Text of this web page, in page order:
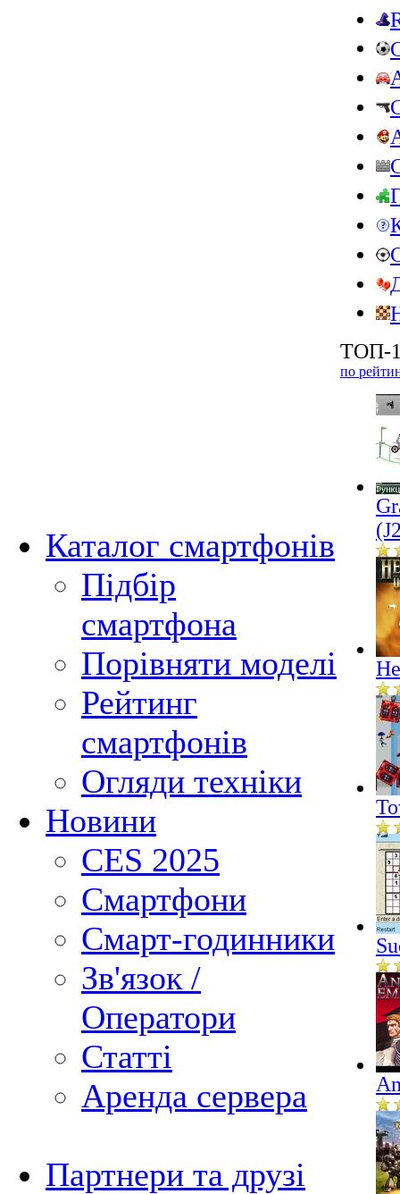
Каталог смартфонів
Підбір
смартфона
Порівняти моделі
Рейтинг
смартфонів
Огляди техніки
Новини
CES 2025
Смартфони
Смарт-годинники
Зв'язок /
Оператори
Статті
Аренда сервера
Партнери та друзі
ТОП-
по